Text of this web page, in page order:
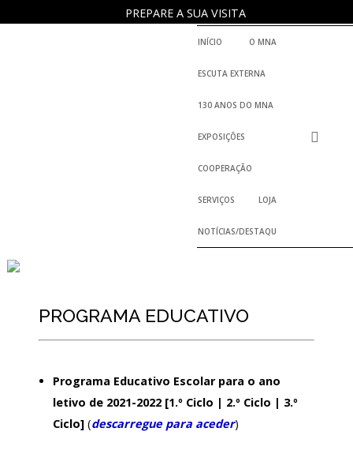
PREPARE A SUA VISITA
INÍCIO O MNA
ESCUTA EXTERNA
130 ANOS DO MNA
EXPOSIÇÕES
COOPERAÇÃO
SERVIÇOS LOJA
NOTÍCIAS/DESTAQUES
PROGRAMA EDUCATIVO
Programa Educativo Escolar para o ano
letivo de 2021-2022 [1.º Ciclo | 2.º Ciclo | 3.º
Ciclo](descarregue para aceder)